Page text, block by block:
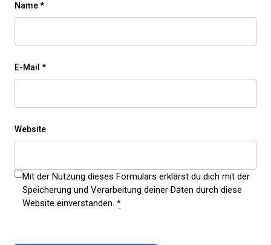
Name*
E-Mail *
Website
Mit der Nutzung dieses Formulars erklärst du dich mit der
Speicherung und Verarbeitung deiner Daten durch diese
Website einverstanden. *